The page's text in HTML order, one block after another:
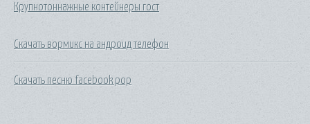
Крупнотоннажные контейнеры гост
Скачать вормикс на андроид телефон
Скачать песню facebook pop